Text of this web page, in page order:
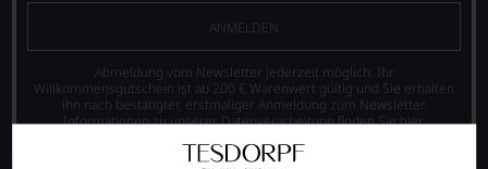
ANMELDEN
Abmeldung vom Newsletter jederzeit möglich. Ihr
Willkommensgutschein ist ab 200 € Warenwert gültig und Sie erhalten
ihn nach bestätigter, erstmaliger Anmeldung zum Newsletter.
Informationen zu unserer Datenverarbeitung finden Siehier.